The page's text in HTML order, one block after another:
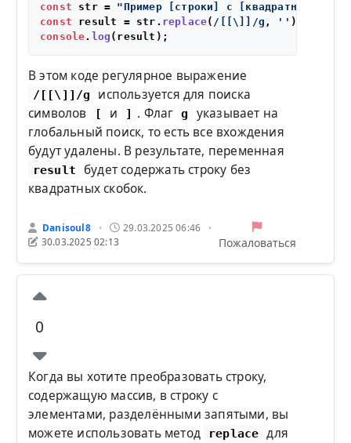
const str = "Пример [строки] с [квадратными]
const result = str. replace( /[[\]]/g , ''
console. log
В этом коде регулярное выражение
/[[\]]/g
используется для поиска
символов
[ и ] . Флаг g
указывает на
глобальный поиск, то есть все вхождения
будут удалены. В результате, переменная
result
будет содержать строку без
квадратных скобок.
Danisoul8 • 29.03.2025 06:46 •
30.03.2025 02:13 Пожаловаться
0
Когда вы хотите преобразовать строку,
содержащую массив, в строку с
элементами, разделёнными запятыми, вы
можете использовать метод
replace для